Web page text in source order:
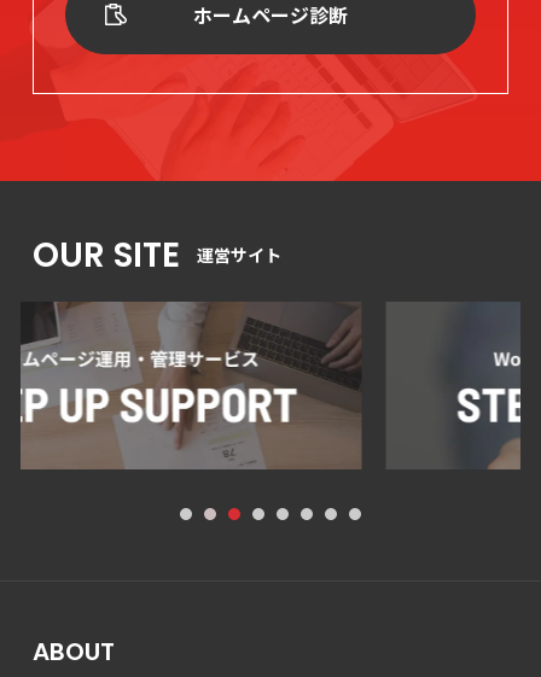
ホームページ診断
OUR SITE 運営サイト
1 2 3 4 5 6 7 8
ABOUT